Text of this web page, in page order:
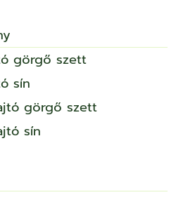
görgő szett
sín
görgő szett
sín